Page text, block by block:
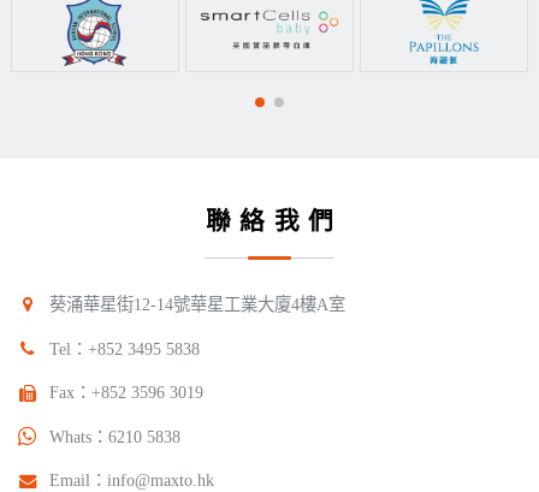
聯絡我們
葵涌華星街12-14號華星工業大廈4樓A室
Tel： +852 3495 5838
Fax：+852 3596 3019
Whats： 6210 5838
Email： info@maxto.hk